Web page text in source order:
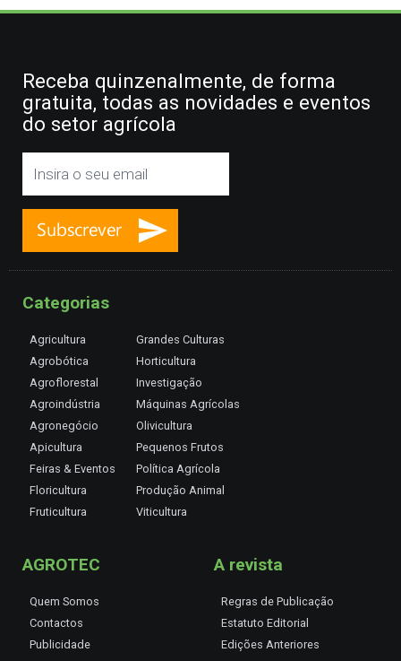
Receba quinzenalmente, de forma
gratuita, todas as novidades e eventos
do setor agrícola
Categorias
Agricultura
Agrobótica
Agroflorestal
Agroindústria
Agronegócio
Apicultura
Feiras & Eventos
Floricultura
Fruticultura
Grandes Culturas
Horticultura
Investigação
Máquinas Agrícolas
Olivicultura
Pequenos Frutos
Política Agrícola
Produção Animal
Viticultura
AGROTEC
Quem Somos
Contactos
Publicidade
A revista
Regras de Publicação
Estatuto Editorial
Edições Anteriores